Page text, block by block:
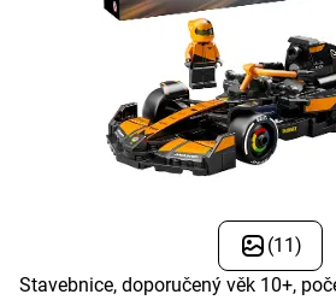
(11)
Stavebnice, doporučený věk 10+,